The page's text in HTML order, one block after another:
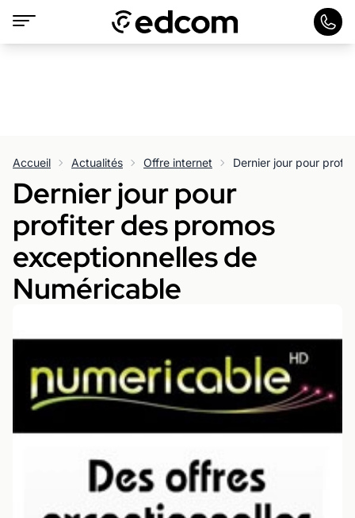
Accueil Actualités Offre internet
Dernier jour pour
profiter des promos
exceptionnelles de
Numéricable